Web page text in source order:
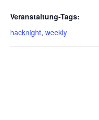
Veranstaltung-Tags:
hacknight, weekly